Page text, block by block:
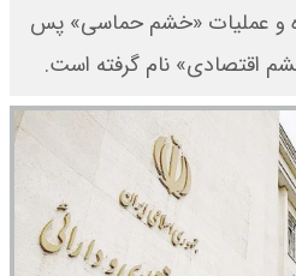
صعودی شد + جدول
و عملیات «خشم حماسی» پس
اقتصادی» نام گرفته است.